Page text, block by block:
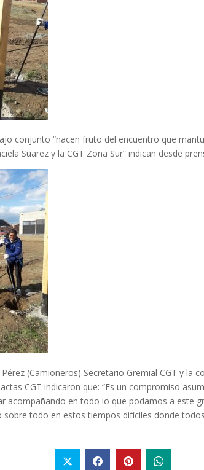
conjunto “nacen fruto del encuentro que
Suarez y la CGT Zona Sur” indican desde
(Camioneros) Secretario Gremial CGT y la
CGT indicaron que: “Es un compromiso
acompañando en todo lo que podamos a este
todo en estos tiempos difíciles donde